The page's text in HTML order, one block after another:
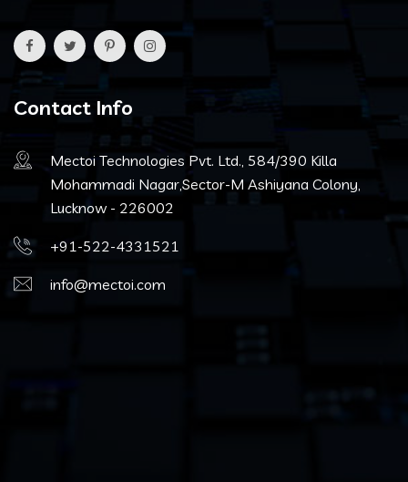
Contact Info
Mectoi Technologies Pvt. Ltd., 584/390 Killa
Mohammadi Nagar,Sector-M Ashiyana Colony,
Lucknow - 226002
+91-522-4331521
info@mectoi.com